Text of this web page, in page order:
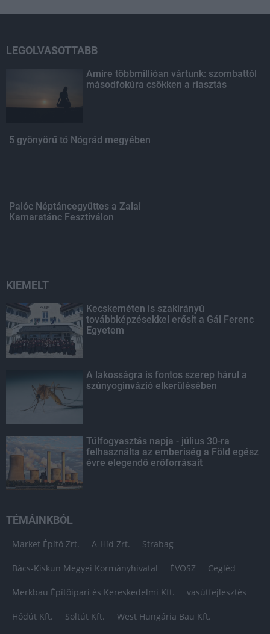
LEGOLVASOTTABB
Amire többmillióan vártunk: szombattól
másodfokúra csökken a riasztás
5 gyönyörű tó Nógrád megyében
Palóc Néptáncegyüttes a Zalai
Kamaratánc Fesztiválon
KIEMELT
Kecskeméten is szakirányú
továbbképzésekkel erősít a Gál Ferenc
Egyetem
A lakosságra is fontos szerep hárul a
szúnyoginvázió elkerülésében
Túlfogyasztás napja - július 30-ra
felhasználta az emberiség a Föld egész
évre elegendő erőforrásait
TÉMÁINKBÓL
Market Építő Zrt. A-Híd Zrt. Strabag
Bács-Kiskun Megyei Kormányhivatal ÉVOSZ Cegléd
Merkbau Építőipari és Kereskedelmi Kft. vasútfejlesztés
Hódút Kft. Soltút Kft. West Hungária Bau Kft.